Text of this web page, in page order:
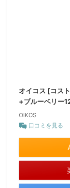
オイコス [コス
+ブルーベリー
OIKOS
口コミを見る